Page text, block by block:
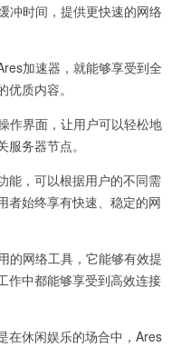
冲时间，提供更快速的网络
加速器，就能够享受到全
质内容。
界面，让用户可以轻松地
务器节点。
，可以根据用户的不同需
者始终享有快速、稳定的网
网络工具，它能够有效提
作中都能够享受到高效连接
休闲娱乐的场合中，Ares